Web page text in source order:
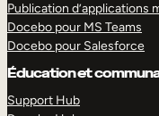
Publication d’applications
Docebo pour MS Teams
Docebo pour Salesforce
Éducation et
Support Hub